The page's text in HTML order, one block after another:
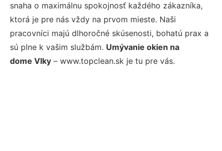
snaha o maximálnu spokojnosť každého zákazníka,
ktorá je pre nás vždy na prvom mieste. Naši
pracovníci majú dlhoročné skúsenosti, bohatú prax a
sú plne k vašim službám. Umývanie okien na
dome Vlky – www.topclean.sk je tu pre vás.